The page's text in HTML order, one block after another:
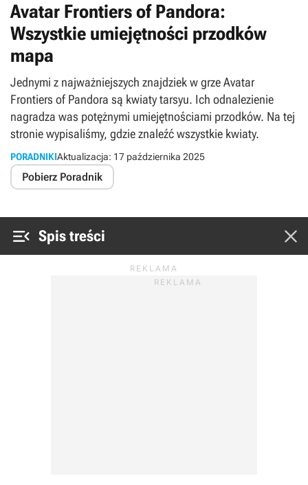
Avatar Frontiers of Pandora:
Wszystkie umiejętności przodków
mapa
Jednymi z najważniejszych znajdziek w grze Avatar
Frontiers of Pandora są kwiaty tarsyu. Ich odnalezienie
nagradza was potężnymi umiejętnościami przodków. Na tej
stronie wypisaliśmy, gdzie znaleźć wszystkie kwiaty.
PORADNIKIAktualizacja: 17 października 2025
Pobierz Poradnik
 Spis treści 